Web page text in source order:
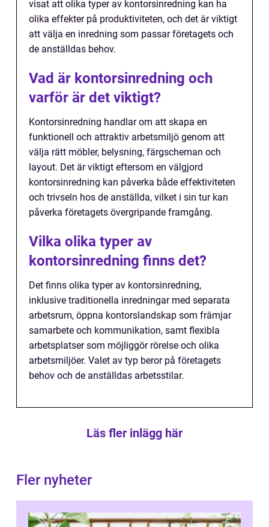
visat att olika typer av kontorsinredning kan ha
olika effekter på produktiviteten, och det är viktigt
att välja en inredning som passar företagets och
de anställdas behov.
Vad är kontorsinredning och
varför är det viktigt?
Kontorsinredning handlar om att skapa en
funktionell och attraktiv arbetsmiljö genom att
välja rätt möbler, belysning, färgscheman och
layout. Det är viktigt eftersom en välgjord
kontorsinredning kan påverka både effektiviteten
och trivseln hos de anställda, vilket i sin tur kan
påverka företagets övergripande framgång.
Vilka olika typer av
kontorsinredning finns det?
Det finns olika typer av kontorsinredning,
inklusive traditionella inredningar med separata
arbetsrum, öppna kontorslandskap som främjar
samarbete och kommunikation, samt flexibla
arbetsplatser som möjliggör rörelse och olika
arbetsmiljöer. Valet av typ beror på företagets
behov och de anställdas arbetsstilar.
Läs fler inlägg här
Fler nyheter